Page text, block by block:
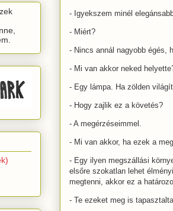
- Igyekszem minél
- Miért?
- Nincs annál nagyobb égés,
- Mi van akkor neked
- Egy lámpa. Ha zölden
- Hogy zajlik ez a követés?
- A megérzéseimmel.
- Mi van akkor, ha ezek a
- Egy ilyen megszállási
elsőre szokatlan lehet
megtenni, akkor ez a
- Te ezeket meg is